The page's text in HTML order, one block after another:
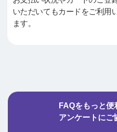
いただいてもカードをご利用
ます。
FAQをもっと便
アンケートにご